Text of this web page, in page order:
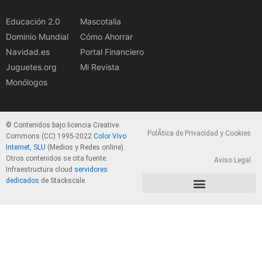
Educación 2.0
Dominio Mundial
Navidad.es
Juguetes.org
Monólogos
Mascotalia
Cómo Ahorrar
Portal Financiero
Mi Revista
© Contenidos bajo licencia Creative
Commons (CC) 1995-2022 Color Vivo
Internet, SLU (Medios y Redes online).
Otros contenidos se cita fuente.
Infraestructura cloud servidores
dedicados de Stackscale.
PolÃ­tica de Privacidad y Cookies
Aviso Legal